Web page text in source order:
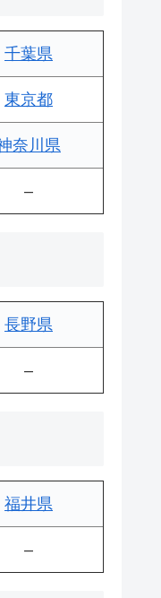
千葉県
東京都
奈川県
–
長野県
–
福井県
–